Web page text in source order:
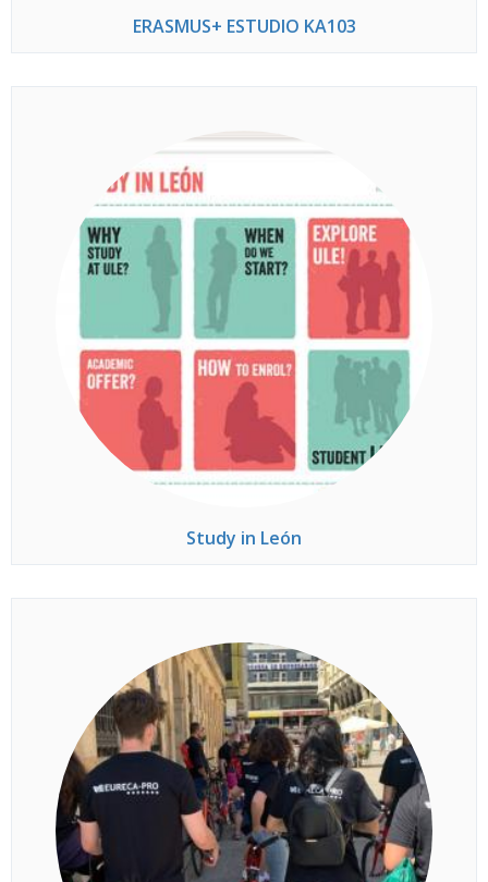
ERASMUS+ ESTUDIO KA103
Study in León